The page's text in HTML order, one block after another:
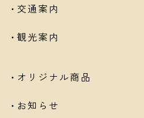
交通案内
観光案内
オリジナル商品
お知らせ